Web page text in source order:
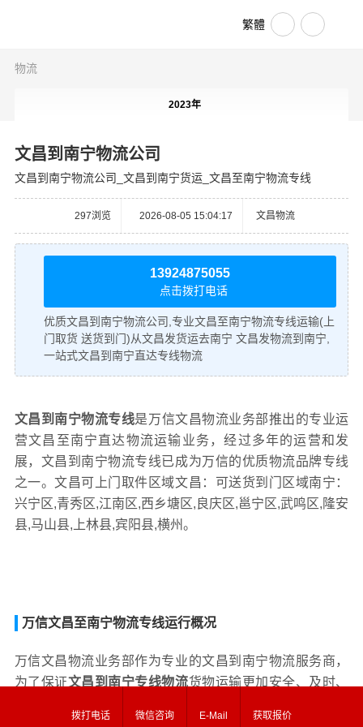
繁體
物流
2023年
文昌到南宁物流公司
文昌到南宁物流公司_文昌到南宁货运_文昌至南宁物流专线
297浏览 2026-08-05 15:04:17 文昌物流
13924875055
点击拨打电话
优质文昌到南宁物流公司,专业文昌至南宁物流专线运输(上
门取货 送货到门)从文昌发货运去南宁 文昌发物流到南宁,
一站式文昌到南宁直达专线物流
文昌到南宁物流专线是万信文昌物流业务部推出的专业运
营文昌至南宁直达物流运输业务，经过多年的运营和发
展，文昌到南宁物流专线已成为万信的优质物流品牌专线
之一。文昌可上门取件区域文昌：可送货到门区域南宁：
兴宁区,青秀区,江南区,西乡塘区,良庆区,邕宁区,武鸣区,隆安
县,马山县,上林县,宾阳县,横州。
万信文昌至南宁物流专线运行概况
万信文昌物流业务部作为专业的文昌到南宁物流服务商，
为了保证文昌到南宁专线物流货物运输更加安全、及时、
力，公司在南宁专门设立了办事机构，并备有专业的物流
拨打电话 微信咨询 E-Mail 获取报价